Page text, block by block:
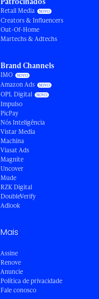
Retail Media
Creators & Influencers
Out-Of-Home
Martechs & Adtechs
Brand Channels
IMO
Amazon Ads
OPL Digital
Impulso
PicPay
Nós Inteligência
Vistar Media
Machina
Viasat Ads
Magnite
Uncover
Mude
RZK Digital
DoubleVerify
Adlook
Mais
Assine
Renove
Anuncie
Política de privacidade
Fale conosco